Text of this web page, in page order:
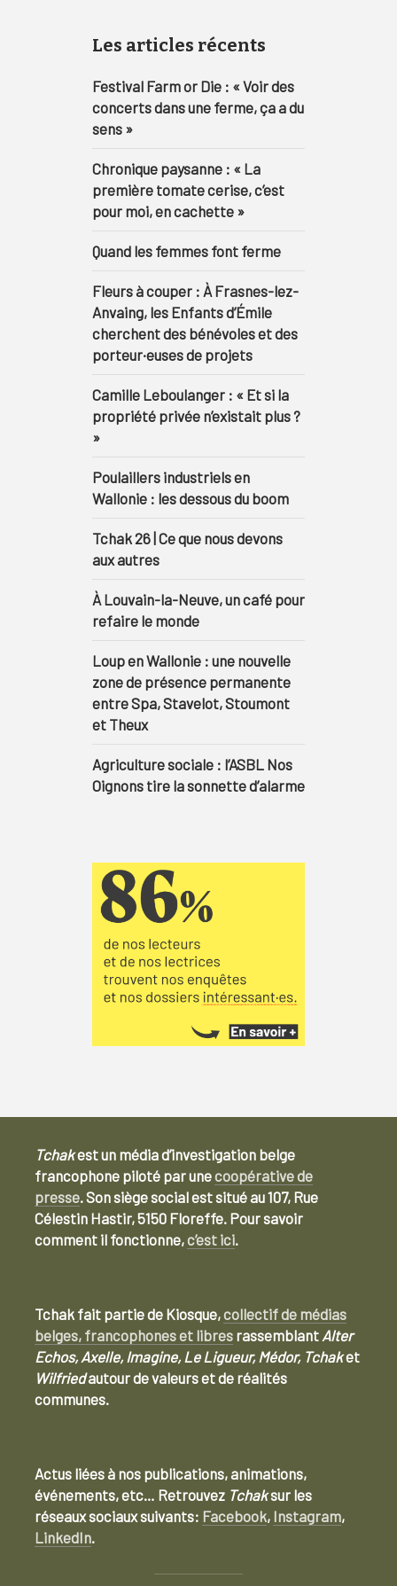
Les articles récents
Festival Farm or Die : « Voir des
concerts dans une ferme, ça a du
sens »
Chronique paysanne : « La
première tomate cerise, c’est
pour moi, en cachette »
Quand les femmes font ferme
Fleurs à couper : À Frasnes-lez-
Anvaing, les Enfants d’Émile
cherchent des bénévoles et des
porteur·euses de projets
Camille Leboulanger : « Et si la
propriété privée n’existait plus ?
»
Poulaillers industriels en
Wallonie : les dessous du boom
Tchak 26 | Ce que nous devons
aux autres
À Louvain-la-Neuve, un café pour
refaire le monde
Loup en Wallonie : une nouvelle
zone de présence permanente
entre Spa, Stavelot, Stoumont
et Theux
Agriculture sociale : l’ASBL Nos
Oignons tire la sonnette d’alarme
Tchakest un média d’investigation belge
francophone piloté par unecoopérative de
presse. Son siège social est situé au 107, Rue
Célestin Hastir, 5150 Floreffe. Pour savoir
comment il fonctionne,c’est ici.
Tchak fait partie de Kiosque,collectif de médias
belges, francophones et libres rassemblant Alter
Echos, Axelle, Imagine, Le Ligueur, Médor, Tchaket
Wilfriedautour de valeurs et de réalités
communes.
Actus liées à nos publications, animations,
événements, etc… Retrouvez Tchaksur les
réseaux sociaux suivants: Facebook, Instagram,
LinkedIn.